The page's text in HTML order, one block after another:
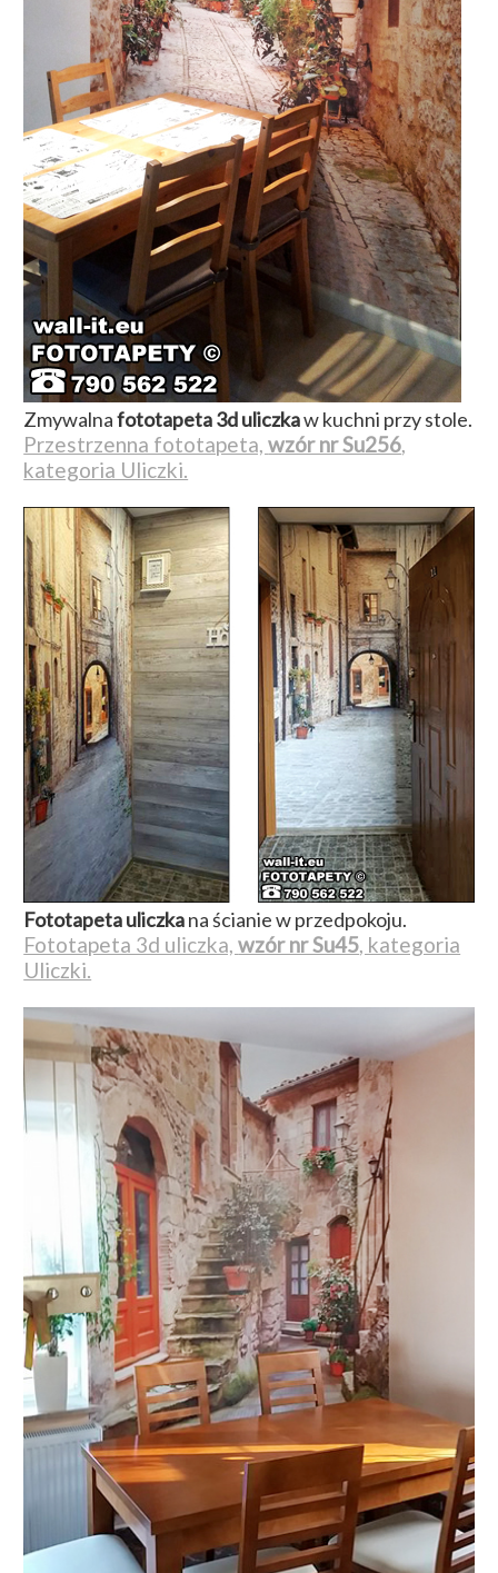
Zmywalnafototapeta 3d uliczkaw kuchni przy stole.
Przestrzenna fototapeta,wzór nr Su256,
kategoria Uliczki.
Fototapeta uliczkana ścianie w przedpokoju.
Fototapeta 3d uliczka,wzór nr Su45, kategoria
Uliczki.